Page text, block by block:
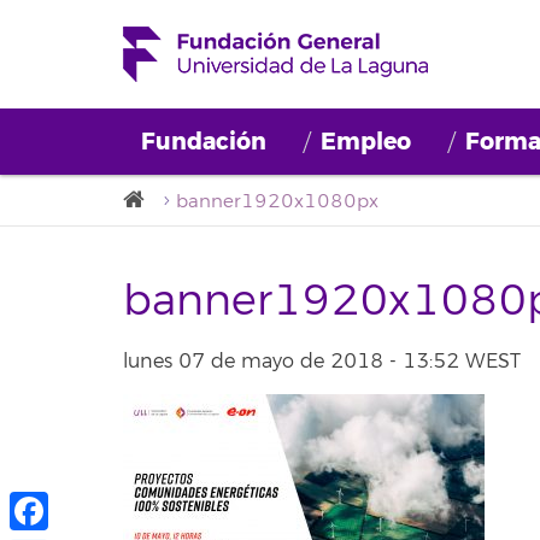
Fundación Empleo
banner1920x1080px
lunes 07 de mayo de 2018 - 13:52 WEST